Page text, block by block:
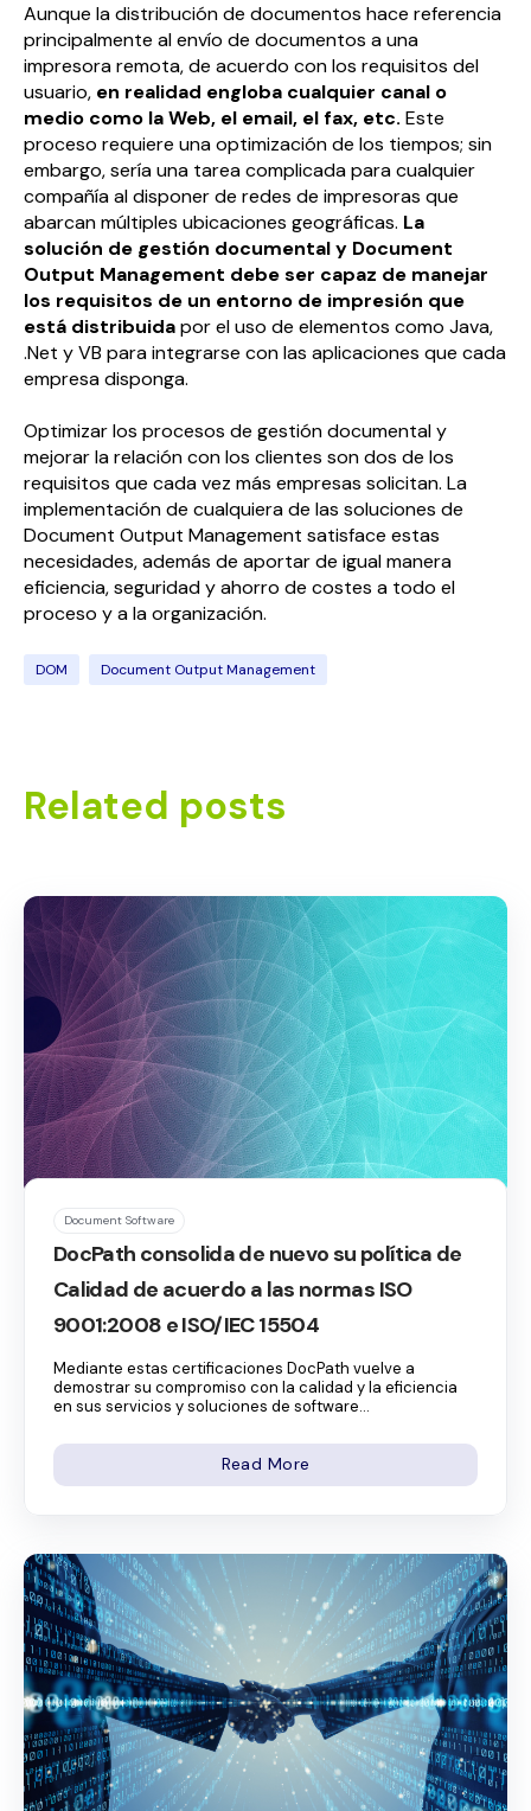
Aunque la distribución de documentos hace referencia
principalmente al envío de documentos a una
impresora remota, de acuerdo con los requisitos del
usuario, en realidad engloba cualquier canal o
medio como la Web, el email, el fax, etc. Este
proceso requiere una optimización de los tiempos; sin
embargo, sería una tarea complicada para cualquier
compañía al disponer de redes de impresoras que
abarcan múltiples ubicaciones geográficas. La
solución de gestión documental y Document
Output Management debe ser capaz de manejar
los requisitos de un entorno de impresión que
está distribuidapor el uso de elementos como Java,
.Net y VB para integrarse con las aplicaciones que cada
empresa disponga.
Optimizar los procesos de gestión documental y
mejorar la relación con los clientes son dos de los
requisitos que cada vez más empresas solicitan. La
implementación de cualquiera de las soluciones de
Document Output Management satisface estas
necesidades, además de aportar de igual manera
eficiencia, seguridad y ahorro de costes a todo el
proceso y a la organización.
DOM Document Output Management
Related posts
Document Software
DocPath consolida de nuevo su política de
Calidad de acuerdo a las normas ISO
9001:2008 e ISO/IEC 15504
Mediante estas certificaciones DocPath vuelve a
demostrar su compromiso con la calidad y la eficiencia
en sus servicios y soluciones de software...
Read More